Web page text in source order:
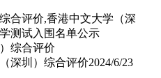
合评价,香港中文大学（深
测试入围名单公示
深圳）综合评价2024/6/23